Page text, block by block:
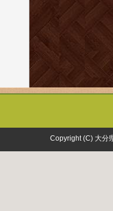
Copyright (C) 大分